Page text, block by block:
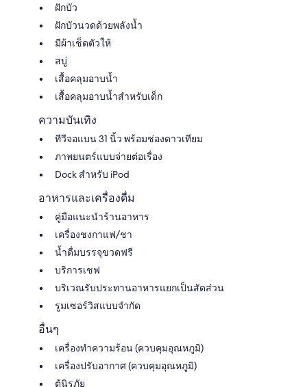
ฝักบัว
ฝักบัวนวดด้วยพลังน้ำ
มีผ้าเช็ดตัวให้
สบู่
เสื้อคลุมอาบน้ำ
เสื้อคลุมอาบน้ำสำหรับเด็ก
ความบันเทิง
ทีวีจอแบน 31 นิ้ว พร้อมช่องดาวเทียม
ภาพยนตร์แบบจ่ายต่อเรื่อง
Dock สำหรับ iPod
อาหารและเครื่องดื่ม
คู่มือแนะนำร้านอาหาร
เครื่องชงกาแฟ/ชา
น้ำดื่มบรรจุขวดฟรี
บริการเชฟ
บริเวณรับประทานอาหารแยกเป็นสัดส่วน
รูมเซอร์วิสแบบจำกัด
อื่นๆ
เครื่องทำความร้อน (ควบคุมอุณหภูมิ)
เครื่องปรับอากาศ (ควบคุมอุณหภูมิ)
ตู้นิรภัย